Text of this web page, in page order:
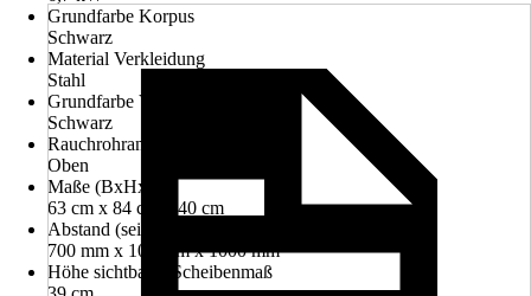
Grundfarbe Korpus
Schwarz
Material Verkleidung
Stahl
Grundfarbe Verkleidung
Schwarz
Rauchrohranschluss
Oben
Maße (BxHxT)
63 cm x 84 cm x 40 cm
Abstand (seite/hinten/vorne)
700 mm x 100 mm x 1000 mm
Höhe sichtbares Scheibenmaß